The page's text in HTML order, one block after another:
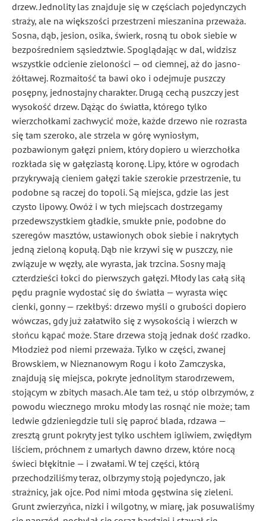
drzew. Jednolity las znajduje się w częściach pojedynczych
straży, ale na większości przestrzeni mieszanina przeważa.
Sosna, dąb, jesion, osika, świerk, rosną tu obok siebie w
bezpośredniem sąsiedztwie. Spoglądając w dal, widzisz
wszystkie odcienie zieloności — od ciemnej, aż do jasno-
żółtawej. Rozmaitość ta bawi oko i odejmuje puszczy
posępny, jednostajny charakter. Drugą cechą puszczy jest
wysokość drzew. Dążąc do światła, którego tylko
wierzchołkami zachwycić może, każde drzewo nie rozrasta
się tam szeroko, ale strzela w górę wyniosłym,
pozbawionym gałęzi pniem, który dopiero u wierzchołka
rozkłada się w gałęziastą koronę. Lipy, które w ogrodach
przykrywają cieniem gałęzi takie szerokie przestrzenie, tu
podobne są raczej do topoli. Są miejsca, gdzie las jest
czysto lipowy. Owóż i w tych miejscach dostrzegamy
przedewszystkiem gładkie, smukłe pnie, podobne do
szeregów masztów, ustawionych obok siebie i nakrytych
jedną zieloną kopułą. Dąb nie krzywi się w puszczy, nie
związuje w węzły, ale wyrasta, jak trzcina. Sosny mają
czterdzieści łokci do pierwszych gałęzi. Młody las całą siłą
pędu pragnie wydostać się do światła — wyrasta więc
cienki, gonny — rzekłbyś: drzewo myśli o grubości dopiero
wówczas, gdy już załatwiło się z wysokością i wierzch w
słońcu kąpać może. Stare drzewa stoją jednak dość rzadko.
Młodzież pod niemi przeważa. Tylko w części, zwanej
Browskiem, w Nieznanowym Rogu i koło Zamczyska,
znajdują się miejsca, pokryte jednolitym starodrzewem,
stojącym w zbitych masach. Ale tam też, u stóp olbrzymów, z
powodu wiecznego mroku młody las rosnąć nie może; tam
ledwie gdzieniegdzie tuli się paproć blada, rdzawa —
zresztą grunt pokryty jest tylko uschłem igliwiem, zwiędłym
liściem, próchnem z umarłych dawno drzew, które nocą
świeci błękitnie — i zwałami. W tej części, którą
przechodziliśmy teraz, olbrzymy stoją pojedynczo, jak
strażnicy, jak ojce. Pod nimi młoda gęstwina się zieleni.
Grunt zwierzyńca, nizki i wilgotny, w miarę, jak posuwaliśmy